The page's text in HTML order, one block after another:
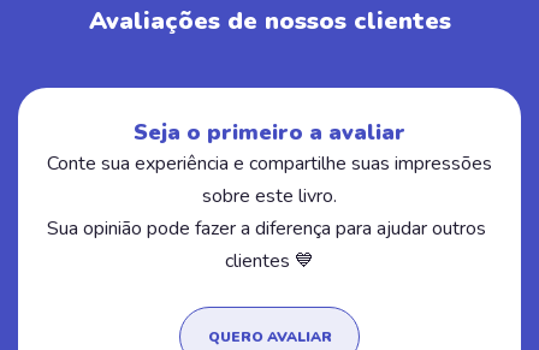
Avaliações de nossos clientes
Seja o primeiro a avaliar
Conte sua experiência e compartilhe suas impressões
sobre este livro.
Sua opinião pode fazer a diferença para ajudar outros
clientes 💙
QUERO AVALIAR